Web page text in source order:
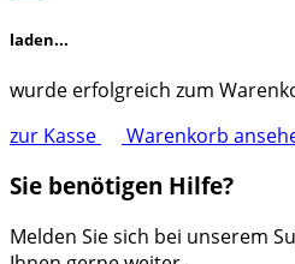
laden...
wurde erfolgreich zum
zur Kasse
Warenkorb
Sie benötigen Hilfe?
Melden Sie sich bei unserem